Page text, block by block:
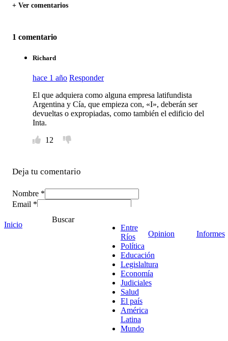
+ Ver comentarios
1 comentario
Richard
hace 1 año Responder
El que adquiera como alguna empresa latifundista
Argentina y Cía, que empieza con, «I», deberán ser
devueltas o expropiadas, como también el edificio del
Inta.
12
Deja tu comentario
Nombre *
Email *
Inicio
Buscar
Entre
Ríos
Política
Educación
Legislaltura
Economía
Judiciales
Salud
El país
América
Latina
Mundo
Opinion Informes